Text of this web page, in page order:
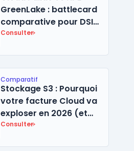
GreenLake : battlecard
comparative pour DSI
(PDF)
Consulter
Comparatif
Stockage S3 : Pourquoi
votre facture Cloud va
exploser en 2026 (et
comment l'éviter)
Consulter